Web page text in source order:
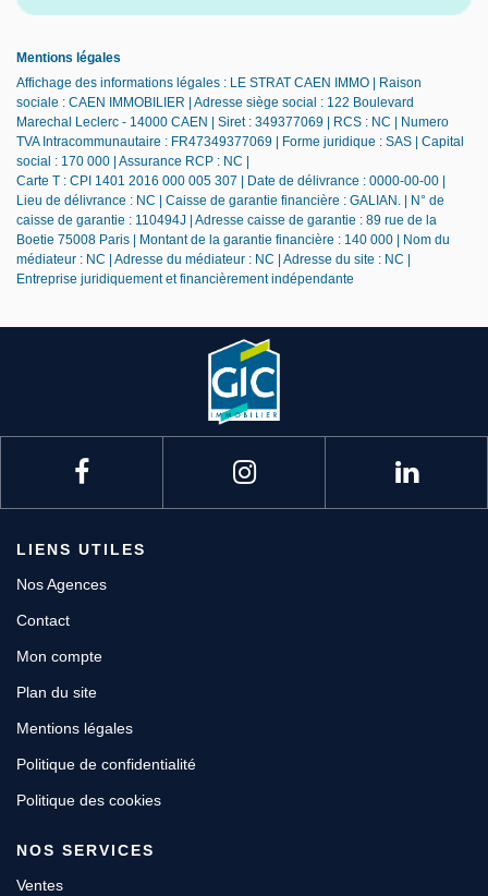
Mentions légales
Affichage des informations légales : LE STRAT CAEN IMMO | Raison
sociale : CAEN IMMOBILIER | Adresse siège social : 122 Boulevard
Marechal Leclerc - 14000 CAEN | Siret : 349377069 | RCS : NC | Numero
TVA Intracommunautaire : FR47349377069 | Forme juridique : SAS | Capital
social : 170 000 | Assurance RCP : NC |
Carte T : CPI 1401 2016 000 005 307 | Date de délivrance : 0000-00-00 |
Lieu de délivrance : NC | Caisse de garantie financière : GALIAN. | N° de
caisse de garantie : 110494J | Adresse caisse de garantie : 89 rue de la
Boetie 75008 Paris | Montant de la garantie financière : 140 000 | Nom du
médiateur : NC | Adresse du médiateur : NC | Adresse du site : NC |
Entreprise juridiquement et financièrement indépendante
LIENS UTILES
Nos Agences
Contact
Mon compte
Plan du site
Mentions légales
Politique de confidentialité
Politique des cookies
NOS SERVICES
Ventes